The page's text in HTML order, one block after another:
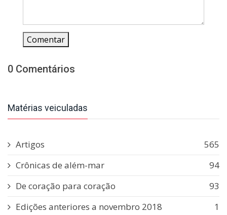
Comentar
0 Comentários
Matérias veiculadas
Artigos
565
Crônicas de além-mar
94
De coração para coração
93
Edições anteriores a novembro 2018
1